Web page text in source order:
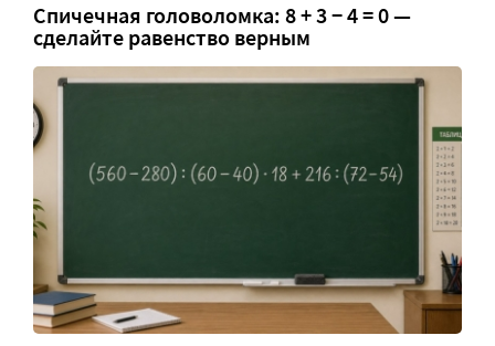
Спичечная головоломка: 8 + 3 − 4 = 0 —
сделайте равенство верным